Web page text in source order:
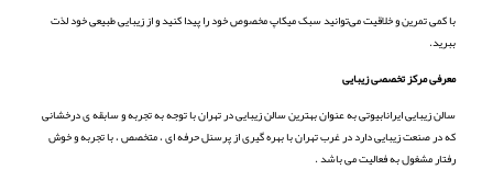
با کمی تمرین و خلاقیت می‌توانید سبک میکاپ مخصوص خود را پیدا کنید و از زیبایی طبیعی خود لذت
ببرید.
معرفی مرکز تخصصی زیبایی
سالن زیبایی ایرانابیوتی به عنوان بهترین سالن زیبایی در تهران با توجه به تجربه و سابقه ی درخشانی
که در صنعت زیبایی دارد در غرب تهران با بهره گیری از پرسنل حرفه ای ، متخصص ، با تجربه و خوش
رفتار مشغول به فعالیت می باشد .